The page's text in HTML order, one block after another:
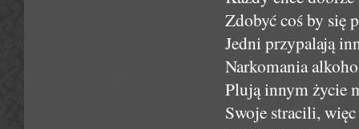
Zdobyć coś by się
Jedni przypalają
Narkomania
Plują innym życie
Swoje stracili,